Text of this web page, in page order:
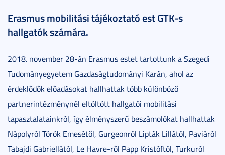
Erasmus mobilitási tájékoztató est GTK-s
hallgatók számára.
2018. november 28-án Erasmus estet tartottunk a Szegedi
Tudományegyetem Gazdaságtudományi Karán, ahol az
érdeklődők előadásokat hallhattak több különböző
partnerintézménynél eltöltött hallgatói mobilitási
tapasztalatainkról, így élményszerű beszámolókat hallhattak
Nápolyról Török Emesétől, Gurgeonról Lipták Lillától, Paviáról
Tabajdi Gabriellától, Le Havre-ről Papp Kristóftól, Turkuról